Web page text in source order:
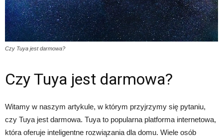
Czy Tuya jest darmowa?
Czy Tuya jest darmowa?
Witamy w naszym artykule, w którym przyjrzymy się pytaniu,
czy Tuya jest darmowa. Tuya to popularna platforma internetowa,
która oferuje inteligentne rozwiązania dla domu. Wiele osób